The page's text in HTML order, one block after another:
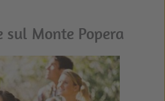
sul Monte Popera